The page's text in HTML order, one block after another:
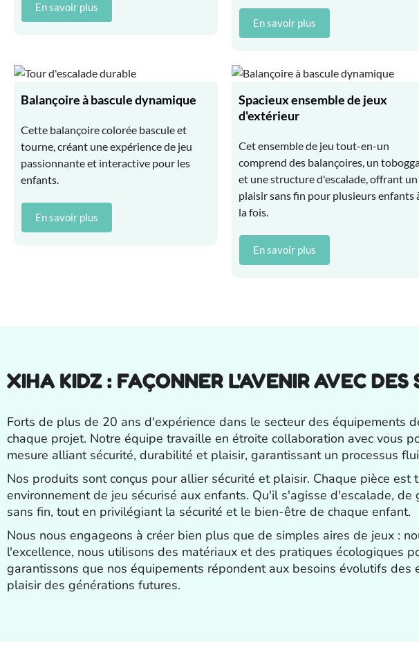
En savoir plus
En savoir plus
Balançoire à bascule dynamique
Cette balançoire colorée bascule et
tourne, créant une expérience de jeu
passionnante et interactive pour les
enfants.
En savoir plus
Spacieux ensemble de jeux
d'extérieur
Cet ensemble de jeu tout-en-un
comprend des balançoires, un
et une structure d'escalade, offrant un
plaisir sans fin pour plusieurs enfants
la fois.
En savoir plus
XIHA KIDZ : FAÇONNER L'AVENIR AVEC
Forts de plus de 20 ans d'expérience dans le secteur des équipements
chaque projet. Notre équipe travaille en étroite collaboration avec vous
mesure alliant sécurité, durabilité et plaisir, garantissant un processus
Nos produits sont conçus pour allier sécurité et plaisir. Chaque pièce
environnement de jeu sécurisé aux enfants. Qu'il s'agisse d'escalade,
sans fin, tout en privilégiant la sécurité et le bien-être de chaque enfant.
Nous nous engageons à créer bien plus que de simples aires de jeux :
l'excellence, nous utilisons des matériaux et des pratiques écologiques
garantissons que nos équipements répondent aux besoins évolutifs
plaisir des générations futures.